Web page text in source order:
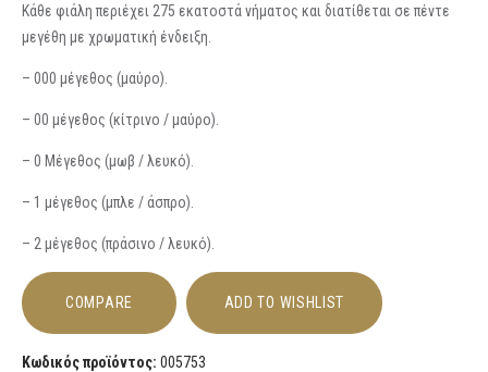
Κάθε φιάλη περιέχει 275 εκατοστά νήματος και διατίθεται σε πέντε
μεγέθη με χρωματική ένδειξη.
– 000 μέγεθος (μαύρο).
– 00 μέγεθος (κίτρινο / μαύρο).
– 0 Μέγεθος (μωβ / λευκό).
– 1 μέγεθος (μπλε / άσπρο).
– 2 μέγεθος (πράσινο / λευκό).
COMPARE ADD TO WISHLIST
Κωδικός προϊόντος: 005753